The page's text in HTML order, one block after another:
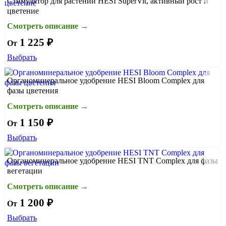
цветение
Смотреть описание →
От1 225 ₽
Выбрать
Органоминеральное удобрение HESI Bloom Complex для
фазы цветения
Смотреть описание →
От1 150 ₽
Выбрать
Органоминеральное удобрение HESI TNT Complex для фазы
вегетации
Смотреть описание →
От1 200 ₽
Выбрать